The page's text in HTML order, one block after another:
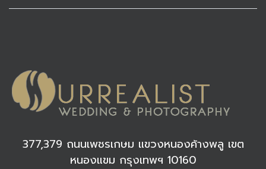
377,379 ถนนเพชรเกษม แขวงหนองค้างพลู เขต
หนองแขม กรุงเทพฯ 10160